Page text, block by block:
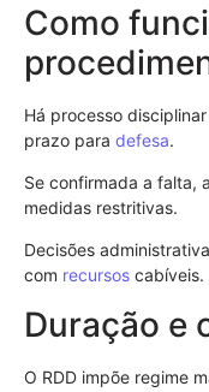
Como
Há processo
prazo para defesa.
Se confirmada a falta,
medidas restritivas.
Decisões
com recursos cabíveis.
Duração e
O RDD impõe regime